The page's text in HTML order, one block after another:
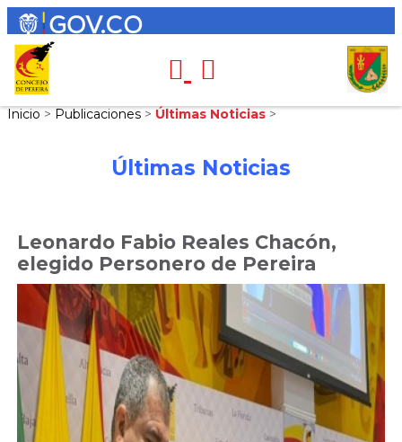
Inicio > Publicaciones > Últimas Noticias >
Últimas Noticias
Leonardo Fabio Reales Chacón,
elegido Personero de Pereira